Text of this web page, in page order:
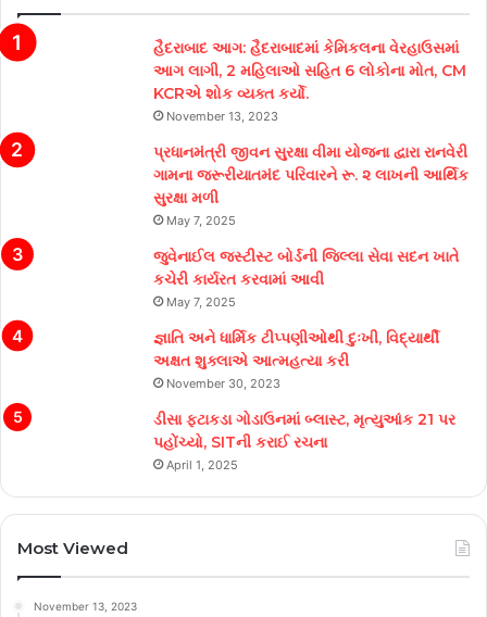
હૈદરાબાદ આગ: હૈદરાબાદમાં કેમિકલના વેરહાઉસમાં
આગ લાગી, 2 મહિલાઓ સહિત 6 લોકોના મોત, CM
KCRએ શોક વ્યક્ત કર્યો.
November 13, 2023
પ્રધાનમંત્રી જીવન સુરક્ષા વીમા યોજના દ્વારા રાનવેરી
ગામના જરૂરીયાતમંદ પરિવારને રૂ. ૨ લાખની આર્થિક
સુરક્ષા મળી
May 7, 2025
જુવેનાઈલ જસ્ટીસ્ટ બોર્ડની જિલ્લા સેવા સદન ખાતે
કચેરી કાર્યરત કરવામાં આવી
May 7, 2025
જ્ઞાતિ અને ધાર્મિક ટીપ્પણીઓથી દુઃખી, વિદ્યાર્થી
અક્ષત શુક્લાએ આત્મહત્યા કરી
November 30, 2023
ડીસા ફટાકડા ગોડાઉનમાં બ્લાસ્ટ, મૃત્યુઆંક 21 પર
પહોંચ્યો, SITની કરાઈ રચના
April 1, 2025
Most Viewed
November 13, 2023